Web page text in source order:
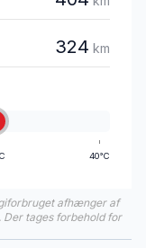
324 km
40°C
afhænger af
tages forbehold for